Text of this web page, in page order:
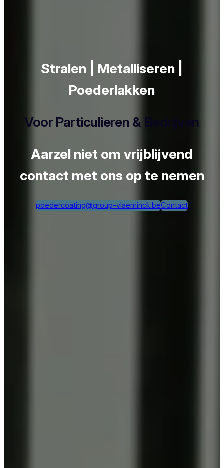
Stralen | Metalliseren |
Poederlakken
Voor Particulieren & Bedrijven
Aarzel niet om vrijblijvend
contact met ons op te nemen
poedercoating@group-vlaeminck.beContact